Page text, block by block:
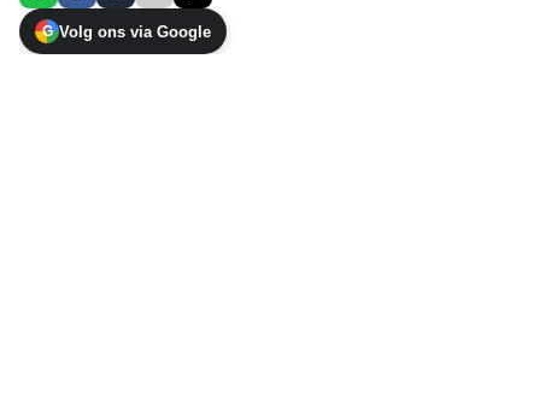
G Volg ons via Google